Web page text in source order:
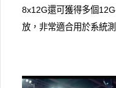
8x12G還可獲得多個
放，非常適合用於系統測